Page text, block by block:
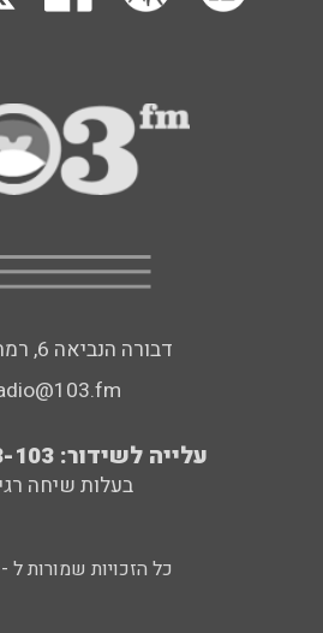
דבורה הנביאה 6, רמת השרון
עלייה לשידור: 0552-103-103
בעלות שיחה
כל הזכויות שמורות ל - 103FM